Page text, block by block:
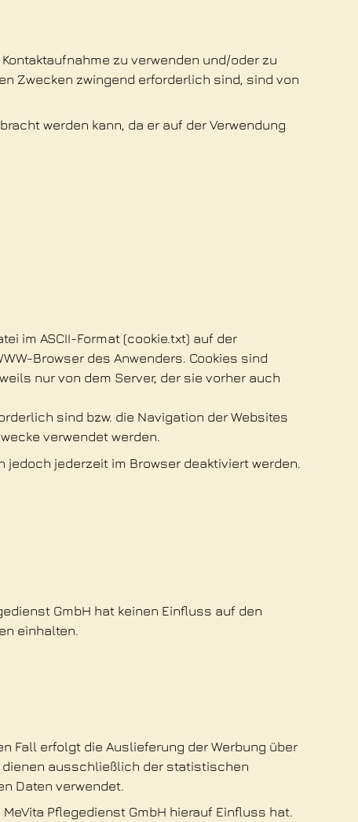
zu verwenden und/oder zu
Zwecken zwingend erforderlich sind, sind von
werden kann, da er auf der Verwendung
im ASCII-Format (cookie.txt) auf der
Browser des Anwenders. Cookies sind
nur von dem Server, der sie vorher auch
sind bzw. die Navigation der Websites
verwendet werden.
jederzeit im Browser deaktiviert werden.
GmbH hat keinen Einfluss auf den
einhalten.
Fall erfolgt die Auslieferung der Werbung über
dienen ausschließlich der statistischen
Daten verwendet.
Pflegedienst GmbH hierauf Einfluss hat.